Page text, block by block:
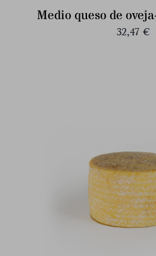
Medio queso de
32,47 €